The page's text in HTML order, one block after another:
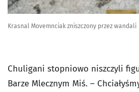
Krasnal Movemnciak zniszczony przez wandali
Chuligani stopniowo niszczyli
Barze Mlecznym Miś. –